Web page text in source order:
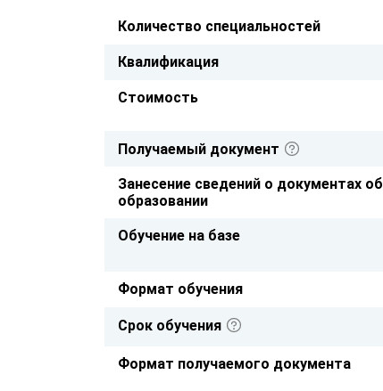
Количество специальностей
Квалификация
Стоимость
Получаемый документ
Занесение сведений о документах об
образовании
Обучение на базе
Формат обучения
Срок обучения
Формат получаемого документа